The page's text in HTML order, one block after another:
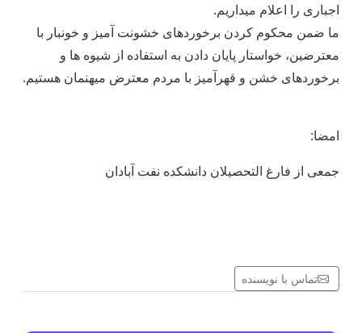
اجباری را اعلام میداریم.
ما ضمن محکوم کردن برخوردهای خشونت آمیز و خونبار با
معترضین، خواستار پایان دادن به استفاده از شیوه ها و
برخوردهای خشن و قهرآمیز با مردم معترض میهنمان هستیم.
امضا:
جمعى از فارغ التحصيلان دانشكده نفت آبادان
تماس با نویسنده